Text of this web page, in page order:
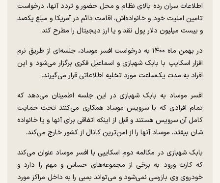
اطلاعات سران رده بالای نظام و محل حضور و تردد آنها، درخواست
تامین امنیت خود و خانواده‌اش، اقامت دائم در آمریکا و مبلغ یکصد
و بیست میلیون دلار پول نقد و یا ارز دیجیتال را مطرح کند.
در بهمن ماه ۱۴۰۰ به درخواست افسر موساد، جلسه‌ای از طریق نرم
افزار اسکایپ با بابک شهبازی و اسماعیل فکری برگزار می‌شود و این
افراد به مدت یک‌ساعت مورد تخلیه اطلاعاتی قرار می‌گیرند.
افسر موساد به بابک شهبازی در این جلسه اطمینان می‌دهد که
تمام افرادی که با سرویس موساد همکاری می‌کنند تحت حمایت
کامل آن سرویس هستند و قبل از اینکه اتفاقی برای آنها و یا خانواده
شان بیفتد، موساد آنها را از امن‌ترین کانال از کشور خارج می‌کند.
بابک شهبازی در مکالمه دوم اسکایپی با افسر موساد عنوان می‌کند
که کارت ورود به برخی از مجموعه‌های حساس و مهم را دارد و
خودروی وی بازرسی نمی‌شود و می‌تواند بمبی را به داخل مراکز مورد